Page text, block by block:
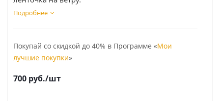
Подробнее
Покупай со скидкой до 40% в Программе «Мои
лучшие покупки»
700 руб./шт